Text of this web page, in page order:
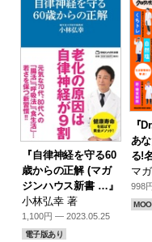
『自律神経を守る60
歳からの正解 (マガ
ジンハウス新書 …』
小林弘幸 著
1,100円 — 2023.05.25
電子版あり
『
あ
る!
マ
998